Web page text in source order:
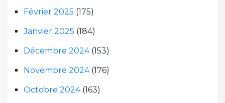
Février 2025 (175)
Janvier 2025 (184)
Décembre 2024(153)
Novembre 2024(176)
Octobre 2024(163)